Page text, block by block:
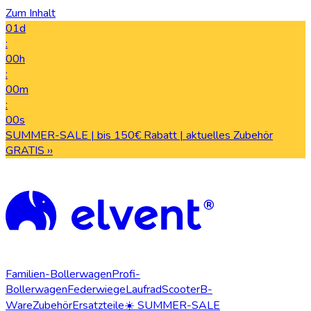
Zum Inhalt
01d
:
00h
:
00m
:
00s
SUMMER-SALE | bis 150€ Rabatt | aktuelles Zubehör
GRATIS ››
Familien-BollerwagenProfi-
BollerwagenFederwiegeLaufradScooterB-
WareZubehörErsatzteile☀️ SUMMER-SALE